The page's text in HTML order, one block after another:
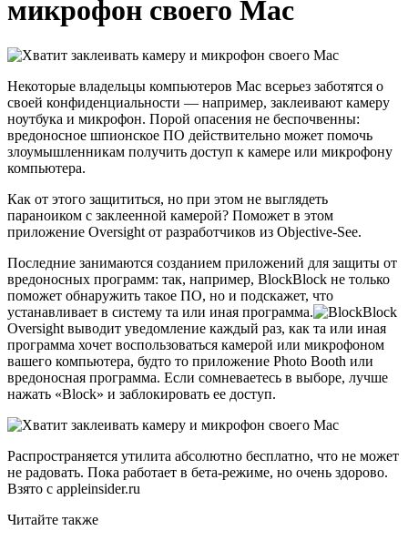
микрофон своего Mac
Некоторые владельцы компьютеров Mac всерьез заботятся о
своей конфиденциальности — например, заклеивают камеру
ноутбука и микрофон. Порой опасения не беспочвенны:
вредоносное шпионское ПО действительно может помочь
злоумышленникам получить доступ к камере или микрофону
компьютера.
Как от этого защититься, но при этом не выглядеть
параноиком с заклеенной камерой? Поможет в этом
приложение Oversight от разработчиков из Objective-See.
Последние занимаются созданием приложений для защиты от
вредоносных программ: так, например, BlockBlock не только
поможет обнаружить такое ПО, но и подскажет, что
устанавливает в систему та или иная программа.
Oversight выводит уведомление каждый раз, как та или иная
программа хочет воспользоваться камерой или микрофоном
вашего компьютера, будто то приложение Photo Booth или
вредоносная программа. Если сомневаетесь в выборе, лучше
нажать «Block» и заблокировать ее доступ.
Распространяется утилита абсолютно бесплатно, что не может
не радовать. Пока работает в бета-режиме, но очень здорово.
Взято с appleinsider.ru
Читайте также